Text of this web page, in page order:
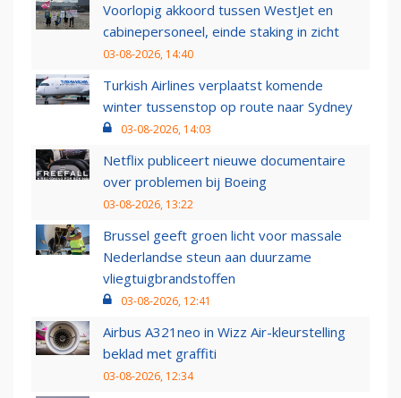
Voorlopig akkoord tussen WestJet en
cabinepersoneel, einde staking in zicht
03-08-2026, 14:40
Turkish Airlines verplaatst komende
winter tussenstop op route naar Sydney
03-08-2026, 14:03
Netflix publiceert nieuwe documentaire
over problemen bij Boeing
03-08-2026, 13:22
Brussel geeft groen licht voor massale
Nederlandse steun aan duurzame
vliegtuigbrandstoffen
03-08-2026, 12:41
Airbus A321neo in Wizz Air-kleurstelling
beklad met graffiti
03-08-2026, 12:34